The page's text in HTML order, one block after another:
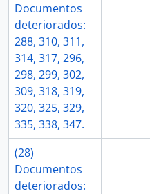
Documentos
deteriorados:
288, 310, 311,
314, 317, 296,
298, 299, 302,
309, 318, 319,
320, 325, 329,
335, 338, 347.
(28)
Documentos
deteriorados: